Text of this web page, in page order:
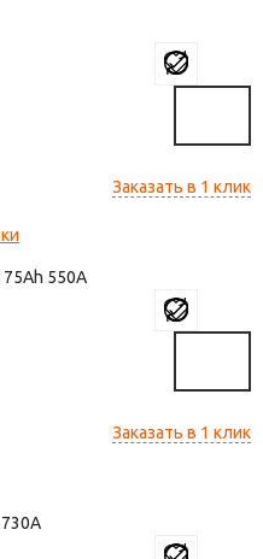
Заказать в 1 клик
75 550
Заказать в 1 клик
730